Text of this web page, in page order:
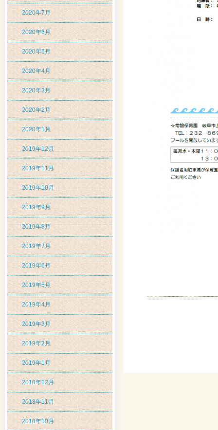
2020年7月
2020年6月
2020年5月
2020年4月
2020年3月
2020年2月
2020年1月
2019年12月
2019年11月
2019年10月
2019年9月
2019年8月
2019年7月
2019年6月
2019年5月
2019年4月
2019年3月
2019年2月
2019年1月
2018年12月
2018年11月
2018年10月